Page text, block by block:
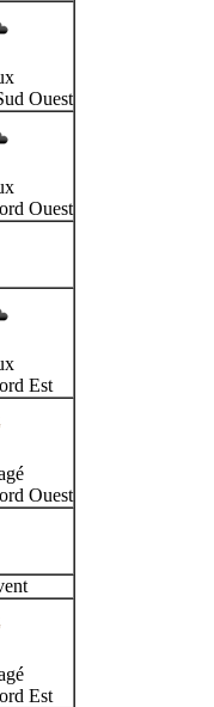
Ouest
Ouest
Est
Ouest
Est